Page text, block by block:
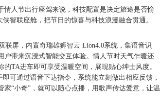
情人节出行座驾来说，科技配置是决定旅途是否愉
智联座舱，把节日的惊喜与科技浪漫融合贯通。
联屏，内置奇瑞雄狮智云 Lion4.0系统，集语音识
带来沉浸式智能交互体验。情人节时天气乍暖还
TA进车即可享受温暖空间，展现贴心绅士风度。
可通过语音下达指令，系统能立刻做出相应反馈，
“小奇”，就可以随心点播，用歌声传达爱意，让温